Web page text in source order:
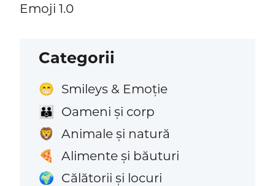
Emoji 1.0
Categorii
😁 Smileys & Emoție
👪 Oameni și corp
🦁 Animale și natură
🍕 Alimente și băuturi
🌍 Călătorii și locuri